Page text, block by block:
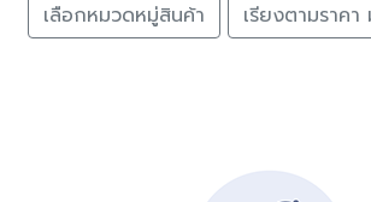
เลือกหมวดหมู่สินค้า เรียงตามราค